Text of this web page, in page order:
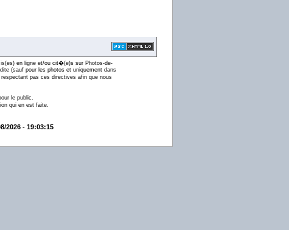
en ligne et/ou cit�(e)s sur Photos-de-
(sauf pour les photos et uniquement dans
pas ces directives afin que nous
le public.
qui en est faite.
2026 - 19:03:15